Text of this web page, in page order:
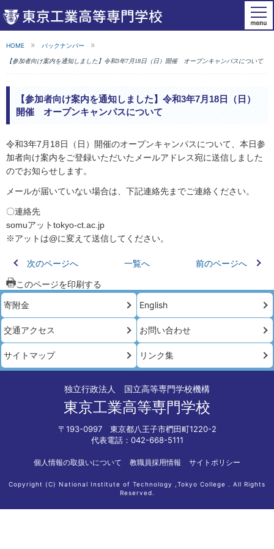
HOME バックナンバー
【参加者向け案内を通知しました】令和3年7月18日（日）開催 オープンキャンパスについて
【参加者向け案内を通知しました】令和3年7月18日（日）
開催 オープンキャンパスについて
令和3年7月18日（日）開催のオープンキャンパスについて、本日参
加者向け案内をご登録いただいたメールアドレス宛に送信しました
のでお知らせします。
メールが届いていない場合は、下記連絡先までご連絡ください。
〇連絡先
somuアットtokyo-ct.ac.jp
※アットは@に変えて送信してください。
次のページへ 一覧へ
前のページへ
このページを印刷する
寄附金
English
交通アクセス お問い合わせ
サイトマップ リンク集
独立行政法人 国立高等専門学校機構
東京工業高等専門学校
〒193-0997 東京都八王子市椚田町1220-2
代表電話：042-668-5111
個人情報の取扱いについて 教職員採用情報 サイトポリシー
Copyright (C) National Institute of Technology ,Tokyo College . All Rights
Reserved.